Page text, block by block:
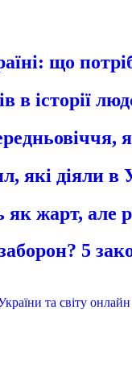
що
в історії
які діяли в
як жарт, але
5